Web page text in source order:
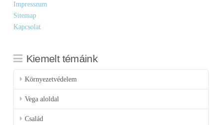
Impresszum
Sitemap
Kapcsolat
Kiemelt témáink
Környezetvédelem
Vega aloldal
Család